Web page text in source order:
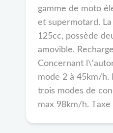
gamme de moto
et supermotard.
125cc, possède
amovible.
Concernant
mode 2 à 45km/h.
trois modes de
max 98km/h. Taxe